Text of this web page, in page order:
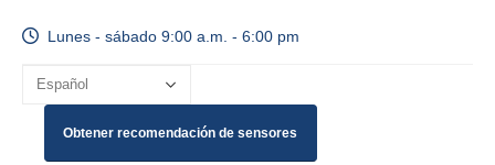
Lunes - sábado 9:00 a.m. - 6:00 pm
Obtener recomendación de sensores